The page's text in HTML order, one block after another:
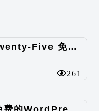
Twenty Twenty-Five 免费的WordPress内容主题
261